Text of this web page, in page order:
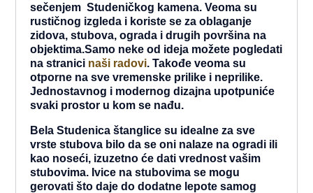
sečenjem Studeničkog kamena. Veoma su
rustičnog izgleda i koriste se za oblaganje
zidova, stubova, ograda i drugih površina na
objektima.Samo neke od ideja možete pogledati
na stranici naši radovi. Takođe veoma su
otporne na sve vremenske prilike i neprilike.
Jednostavnog i modernog dizajna upotpuniće
svaki prostor u kom se nađu.
Bela Studenica štanglice su idealne za sve
vrste stubova bilo da se oni nalaze na ogradi ili
kao noseći, izuzetno će dati vrednost vašim
stubovima. Ivice na stubovima se mogu
gerovati što daje do dodatne lepote samog